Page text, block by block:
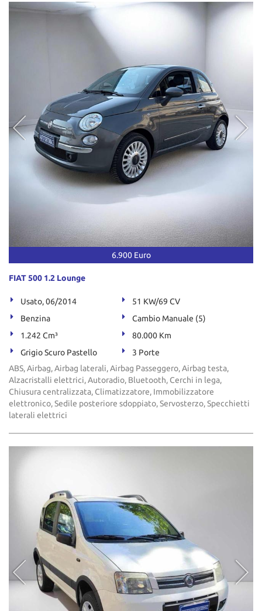
6.900 Euro
FIAT 500 1.2 Lounge
Usato, 06/2014
51 KW/69 CV
Benzina
Cambio Manuale (5)
1.242 Cm³
80.000 Km
Grigio Scuro Pastello
3 Porte
ABS, Airbag, Airbag laterali, Airbag Passeggero, Airbag testa,
Alzacristalli elettrici, Autoradio, Bluetooth, Cerchi in lega,
Chiusura centralizzata, Climatizzatore, Immobilizzatore
elettronico, Sedile posteriore sdoppiato, Servosterzo, Specchietti
laterali elettrici